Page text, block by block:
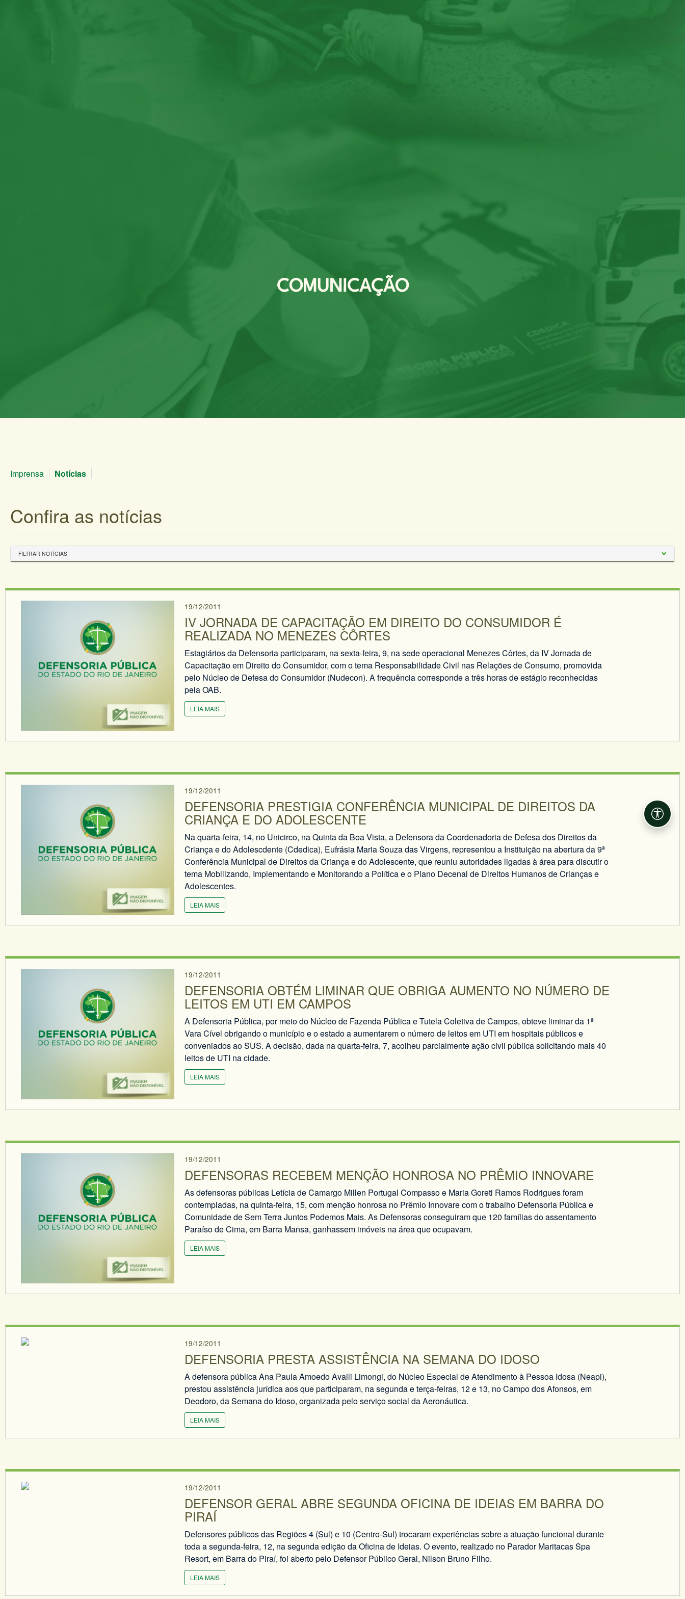
COMUNICAÇÃO
Imprensa Notícias
Confira as notícias
FILTRAR NOTÍCIAS
19/12/2011
IV JORNADA DE CAPACITAÇÃO EM DIREITO DO CONSUMIDOR É
REALIZADA NO MENEZES CÔRTES
Estagiários da Defensoria participaram, na sexta-feira, 9, na sede operacional Menezes Côrtes, da IV Jornada de
Capacitação em Direito do Consumidor, com o tema Responsabilidade Civil nas Relações de Consumo, promovida
pelo Núcleo de Defesa do Consumidor (Nudecon). A frequência corresponde a três horas de estágio reconhecidas
pela OAB.
LEIA MAIS
19/12/2011
DEFENSORIA PRESTIGIA CONFERÊNCIA MUNICIPAL DE DIREITOS DA
CRIANÇA E DO ADOLESCENTE
Na quarta-feira, 14, no Unicirco, na Quinta da Boa Vista, a Defensora da Coordenadoria de Defesa dos Direitos da
Criança e do Adolescdente (Cdedica), Eufrásia Maria Souza das Virgens, representou a Instituição na abertura da 9ª
Conferência Municipal de Direitos da Criança e do Adolescente, que reuniu autoridades ligadas à área para discutir o
tema Mobilizando, Implementando e Monitorando a Política e o Plano Decenal de Direitos Humanos de Crianças e
Adolescentes.
LEIA MAIS
19/12/2011
DEFENSORIA OBTÉM LIMINAR QUE OBRIGA AUMENTO NO NÚMERO DE
LEITOS EM UTI EM CAMPOS
A Defensoria Pública, por meio do Núcleo de Fazenda Pública e Tutela Coletiva de Campos, obteve liminar da 1ª
Vara Cível obrigando o município e o estado a aumentarem o número de leitos em UTI em hospitais públicos e
conveniados ao SUS. A decisão, dada na quarta-feira, 7, acolheu parcialmente ação civil pública solicitando mais 40
leitos de UTI na cidade.
LEIA MAIS
19/12/2011
DEFENSORAS RECEBEM MENÇÃO HONROSA NO PRÊMIO INNOVARE
As defensoras públicas Letícia de Camargo Millen Portugal Compasso e Maria Goreti Ramos Rodrigues foram
contempladas, na quinta-feira, 15, com menção honrosa no Prêmio Innovare com o trabalho Defensoria Pública e
Comunidade de Sem Terra Juntos Podemos Mais. As Defensoras conseguiram que 120 famílias do assentamento
Paraíso de Cima, em Barra Mansa, ganhassem imóveis na área que ocupavam.
LEIA MAIS
19/12/2011
DEFENSORIA PRESTA ASSISTÊNCIA NA SEMANA DO IDOSO
A defensora pública Ana Paula Amoedo Avalli Limongi, do Núcleo Especial de Atendimento à Pessoa Idosa (Neapi),
prestou assistência jurídica aos que participaram, na segunda e terça-feiras, 12 e 13, no Campo dos Afonsos, em
Deodoro, da Semana do Idoso, organizada pelo serviço social da Aeronáutica.
LEIA MAIS
19/12/2011
DEFENSOR GERAL ABRE SEGUNDA OFICINA DE IDEIAS EM BARRA DO
PIRAÍ
Defensores públicos das Regiões 4 (Sul) e 10 (Centro-Sul) trocaram experiências sobre a atuação funcional durante
toda a segunda-feira, 12, na segunda edição da Oficina de Ideias. O evento, realizado no Parador Maritacas Spa
Resort, em Barra do Piraí, foi aberto pelo Defensor Público Geral, Nilson Bruno Filho.
LEIA MAIS